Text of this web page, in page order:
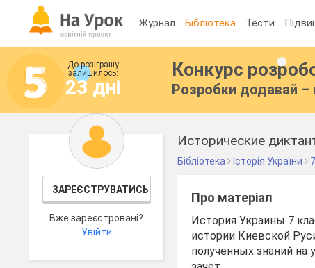
Журнал Бібліотека Тести
До розіграшу
залишилось:
23 дні
Конкурс
Розробки додавай –
ЗАРЕЄСТРУВАТИСЬ
Вже зареєстровані?
Увійти
Исторические
Бібліотека Історія України
Про матеріал
История Украины 7
истории Киевской
полученных знаний на